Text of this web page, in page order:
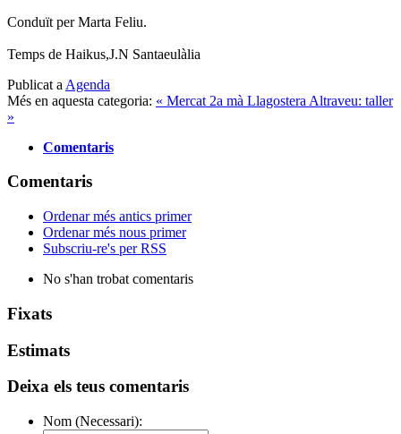
Conduït per Marta Feliu.
Temps de Haikus,J.N Santaeulàlia
Publicat a Agenda
Més en aquesta categoria: « Mercat 2a mà Llagostera Altraveu: taller
»
Comentaris
Comentaris
Ordenar més antics primer
Ordenar més nous primer
Subscriu-re's per RSS
No s'han trobat comentaris
Fixats
Estimats
Deixa els teus comentaris
Nom (Necessari):